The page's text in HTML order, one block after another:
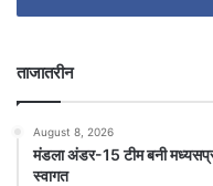
ताजातरीन
August 8, 2026
मंडला अंडर-15 टीम बनी
स्वागत